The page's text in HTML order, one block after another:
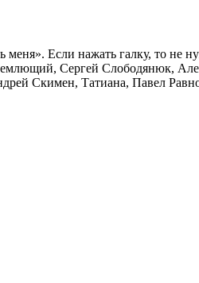
Если нажать галку, то не
, Сергей Слободянюк,
Скимен, Татиана, Павел